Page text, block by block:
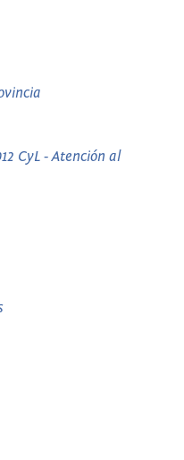
CyL - Atención al